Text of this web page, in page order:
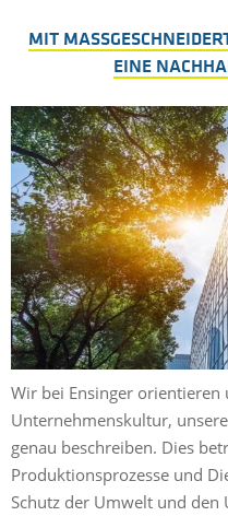
MIT
INE
Wir bei Ensinger
Unternehmenskultur,
genau beschreiben. Dies
Produktionsprozesse und
Schutz der Umwelt und